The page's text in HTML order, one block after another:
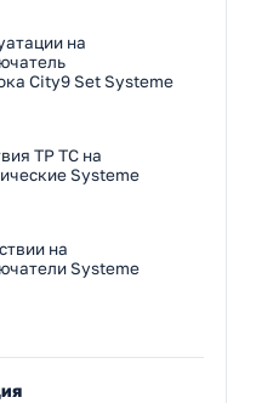
на
City9 Set Systeme
ТР ТС на
Systeme
на
Systeme